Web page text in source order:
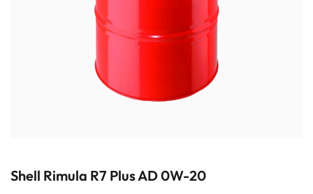
Shell Rimula R7 Plus AD 0W-20